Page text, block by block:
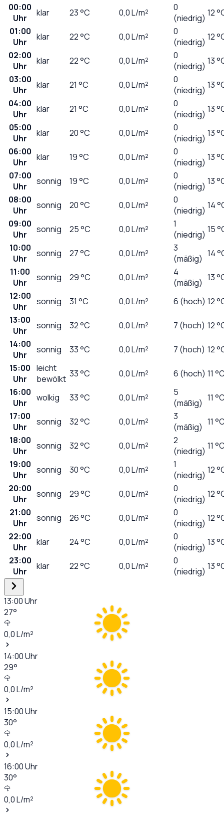
00:00
Uhr
klar 23°C 0,0L/m²
0
(niedrig) 12
01:00
Uhr
klar 22°C 0,0L/m²
0
(niedrig) 12
02:00
Uhr
klar 22°C 0,0L/m²
0
(niedrig) 13
03:00
Uhr
klar 21 °C 0,0L/m²
0
(niedrig) 13
04:00
Uhr
klar 21 °C 0,0L/m²
0
(niedrig) 13
05:00
Uhr
klar 20°C 0,0L/m²
0
(niedrig) 13
06:00
Uhr
klar 19°C 0,0L/m²
0
(niedrig) 13
07:00
Uhr
sonnig 19°C 0,0L/m²
0
(niedrig) 13
08:00
Uhr
sonnig 20°C 0,0L/m²
0
(niedrig) 14
09:00
Uhr
sonnig 25°C 0,0L/m²
1
(niedrig) 15
10:00
Uhr
sonnig 27°C 0,0L/m²
3
(mäßig) 14
11:00
Uhr
sonnig 29°C 0,0L/m²
4
(mäßig) 13
12:00
Uhr
sonnig 31 °C 0,0L/m² 6 (hoch) 12
13:00
Uhr
sonnig 32°C 0,0L/m² 7 (hoch) 12
14:00
Uhr
sonnig 33°C 0,0L/m² 7 (hoch) 12
15:00
Uhr
leicht
bewölkt 33°C 0,0L/m² 6 (hoch) 11
16:00
Uhr
wolkig 33°C 0,0L/m²
5
(mäßig) 11
17:00
Uhr
sonnig 32°C 0,0L/m²
3
(mäßig) 11
18:00
Uhr
sonnig 32°C 0,0L/m²
2
(niedrig) 11
19:00
Uhr
sonnig 30°C 0,0L/m²
1
(niedrig) 12
20:00
Uhr
sonnig 29°C 0,0L/m²
0
(niedrig) 12
21:00
Uhr
sonnig 26°C 0,0L/m²
0
(niedrig) 12
22:00
Uhr
klar 24°C 0,0L/m²
0
(niedrig) 13
23:00
Uhr
klar 22°C 0,0L/m²
0
(niedrig) 13
13:00Uhr
27°
0,0L/m²
14:00Uhr
29°
0,0L/m²
15:00Uhr
30°
0,0L/m²
16:00Uhr
30°
0,0L/m²